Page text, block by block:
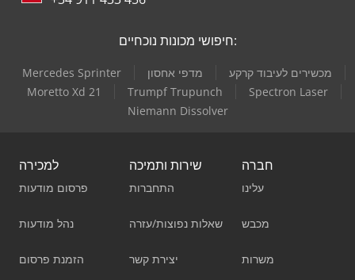
חיפושי מכונות נוכחיים:
Mercedes Sprinter מדפי אחסון
מכשירים לעיבוד קרקע
Moretto Xd 21
Trumpf Trupunch
Spectron Laser
Niemann Dissolver
למכירה
פרסום מודעות
נהל מודעות
הזמנת פרסום
שירות ותמיכה
התחברות
שאלות נפוצות/עזרה
יצירת קשר
חברה
עלינו
מכבש
משרות